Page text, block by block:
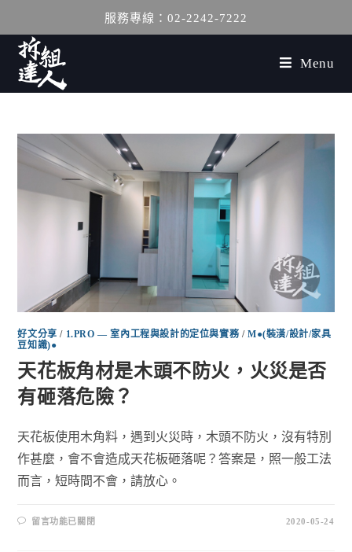
服務專線：02-2242-7222
Menu
好文分享 / 1.PRO — 室內工程與設計的定位與實務/M●(裝潢/設計/家具
豆知識)●
天花板角材是木頭不防火，火災是否
有砸落危險？
天花板使用木角料，遇到火災時，木頭不防火，沒有特別
作甚麼，會不會造成天花板砸落呢？答案是，照一般工法
而言，短時間不會，請放心。
留言功能已關閉 2020-05-24